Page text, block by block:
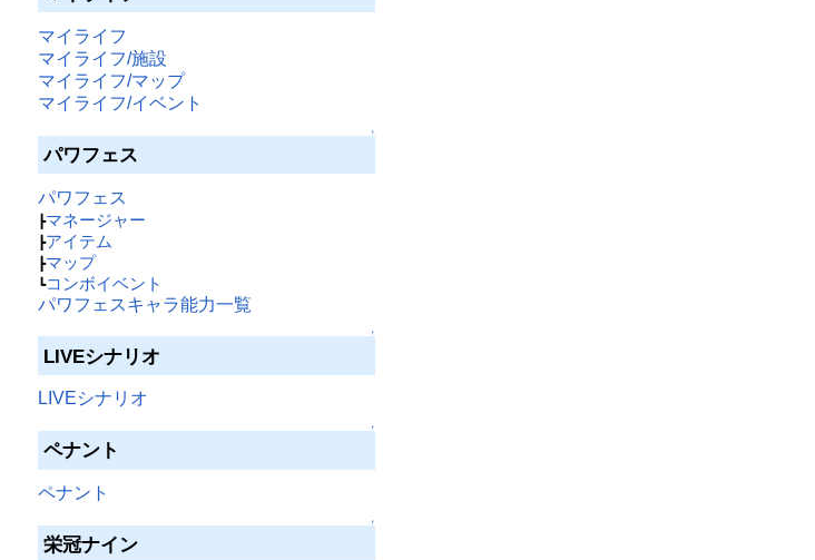
マイライフ
マイライフ/施設
マイライフ/マップ
マイライフ/イベント
↑
パワフェス
パワフェス
┣マネージャー
┣アイテム
┣マップ
┗コンボイベント
パワフェスキャラ能力一覧
↑
LIVEシナリオ
LIVEシナリオ
↑
ペナント
ペナント
↑
栄冠ナイン